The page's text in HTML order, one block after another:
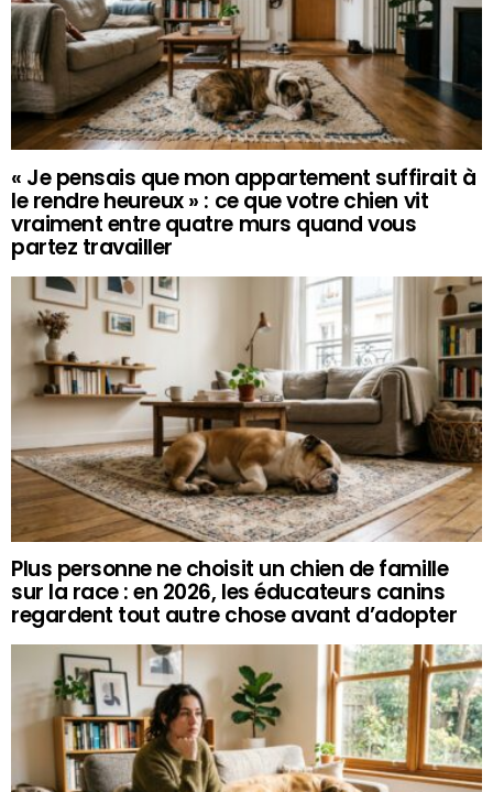
« Je pensais que mon appartement suffirait à
le rendre heureux » : ce que votre chien vit
vraiment entre quatre murs quand vous
partez travailler
Plus personne ne choisit un chien de famille
sur la race : en 2026, les éducateurs canins
regardent tout autre chose avant d’adopter